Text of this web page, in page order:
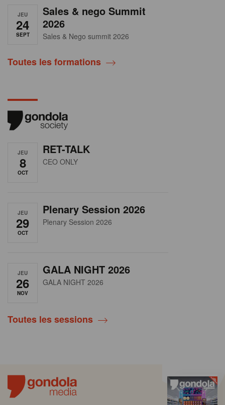
JEU
24
SEPT
Sales & nego Summit
2026
Sales & Nego summit 2026
Toutes les formations
JEU
8
OCT
RET-TALK
CEO ONLY
JEU
29
OCT
Plenary Session 2026
Plenary Session 2026
JEU
26
NOV
GALA NIGHT 2026
GALA NIGHT 2026
Toutes les sessions